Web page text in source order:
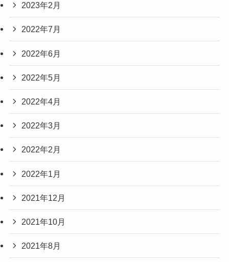
2023年2月
2022年7月
2022年6月
2022年5月
2022年4月
2022年3月
2022年2月
2022年1月
2021年12月
2021年10月
2021年8月